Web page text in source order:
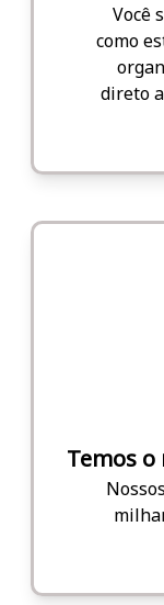
Você
como
direto
Temos